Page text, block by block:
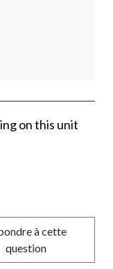
on this unit
à cette
question